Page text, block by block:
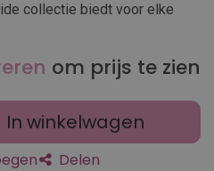
collectie biedt voor elke
om prijs te zien
In winkelwagen
Delen